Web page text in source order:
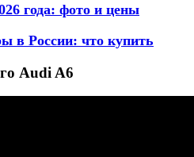
года: фото и цены
в России: что купить
Audi A6